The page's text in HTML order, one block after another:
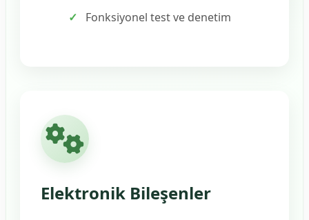
Fonksiyonel test ve denetim
Elektronik Bileşenler